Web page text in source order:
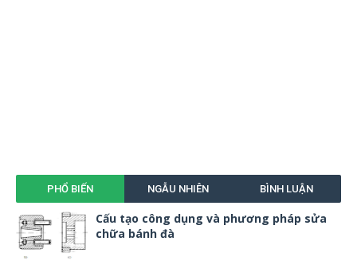
PHỔ BIẾN NGẪU NHIÊN BÌNH LUẬN
Cấu tạo công dụng và phương pháp sửa
chữa bánh đà